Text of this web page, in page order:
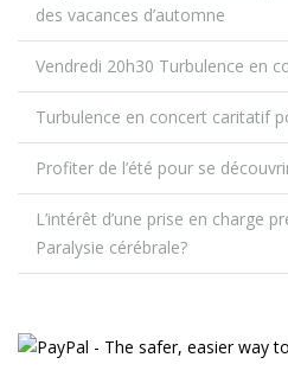
des vacances d’automne
Vendredi 20h30 Turbulence en
Turbulence en concert caritatif
Profiter de l’été pour se
L’intérêt d’une prise en charge
Paralysie cérébrale?